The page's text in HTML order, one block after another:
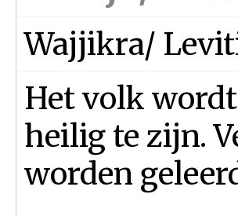
Wajjikra/
Het volk
heilig te zijn.
worden